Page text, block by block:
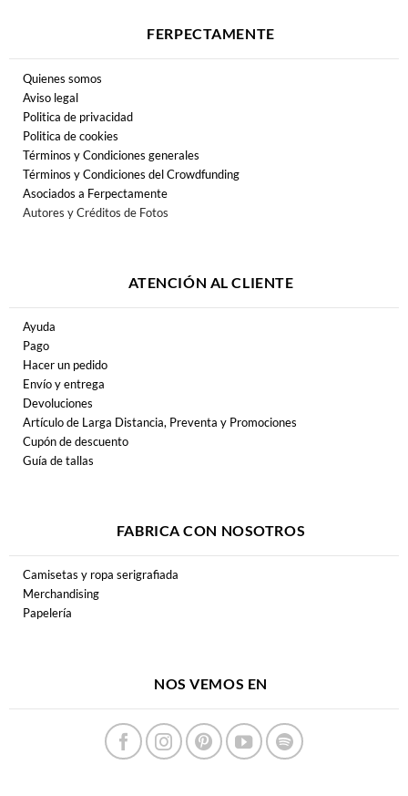
FERPECTAMENTE
Quienes somos
Aviso legal
Politica de privacidad
Politica de cookies
Términos y Condiciones generales
Términos y Condiciones del Crowdfunding
Asociados a Ferpectamente
Autores y Créditos de Fotos
ATENCIÓN AL CLIENTE
Ayuda
Pago
Hacer un pedido
Envío y entrega
Devoluciones
Artículo de Larga Distancia, Preventa y Promociones
Cupón de descuento
Guía de tallas
FABRICA CON NOSOTROS
Camisetas y ropa serigrafiada
Merchandising
Papelería
NOS VEMOS EN